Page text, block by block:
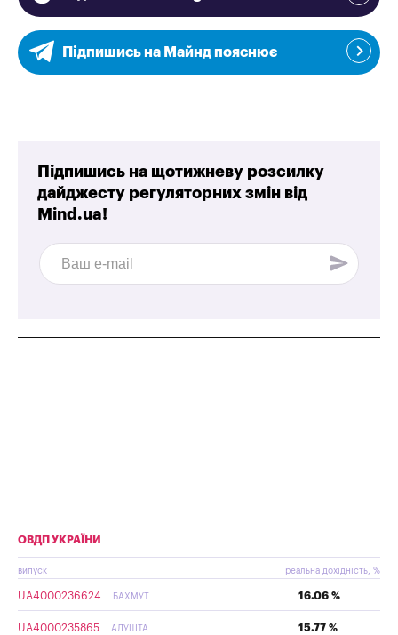
Підпишись на Майнд пояснює
Підпишись на щотижневу розсилку
дайджесту регуляторних змін від
Mind.ua!
ОВДП УКРАЇНИ
випуск реальна дохідність, %
UA4000236624 БАХМУТ 16.06 %
UA4000235865 АЛУШТА 15.77 %